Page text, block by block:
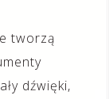
tworzą
dźwięki,